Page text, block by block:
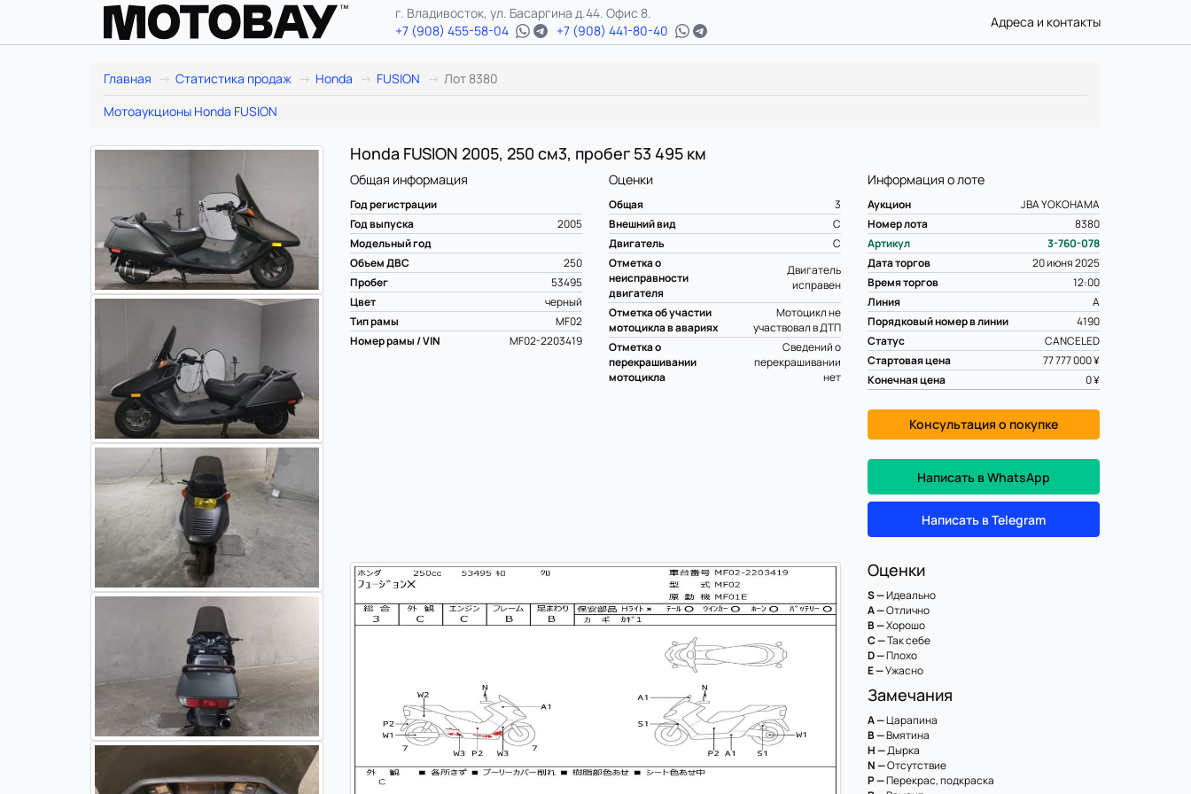
г. Владивосток, ул. Басаргина д.44. Офис 8.
+7 (908) 455-58-04
+7 (908) 441-80-40
Адреса и контакты
Главная Статистика продаж Honda FUSION
Лот 8380
Мотоаукционы Honda FUSION
Honda FUSION 2005, 250 см3, пробег 53 495 км
Информация о лоте
Аукцион
JBA YOKOHAMA
Номер лота
8380
Артикул
3-760-078
Дата торгов
20 июня 2025
Время торгов
12:00
Линия
A
Порядковый номер в линии
4190
Статус
CANCELED
Стартовая цена
77 777 000 ¥
Конечная цена
0 ¥
Консультация о покупке
Написать в WhatsApp
Написать в Telegram
Общая информация
Год регистрации
Год выпуска
2005
Модельный год
Объем ДВС
250
Пробег
53495
Цвет
черный
Тип рамы
MF02
Номер рамы / VIN
MF02-2203419
Оценки
Общая
3
Внешний вид
C
Двигатель
C
Отметка о
неисправности
двигателя
Двигатель
исправен
Отметка об участии
мотоцикла в авариях
Мотоцикл не
участвовал в ДТП
Отметка о
перекрашивании
мотоцикла
Сведений о
перекрашивании
нет
Оценки
S —Идеально
A —Отлично
B —Хорошо
C —Так себе
D —Плохо
E —Ужасно
Замечания
A —Царапина
B —Вмятина
H —Дырка
N —Отсутствие
P —Перекрас, подкраска